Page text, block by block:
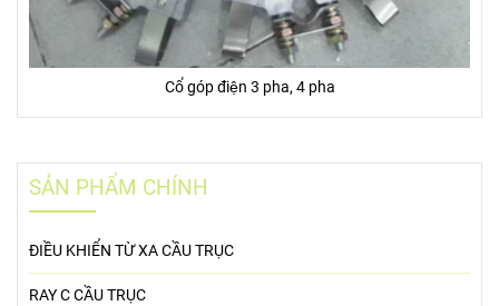
Cổ góp điện 3 pha, 4 pha
SẢN PHẨM CHÍNH
ĐIỀU KHIỂN TỪ XA CẦU TRỤC
RAY C CẦU TRỤC